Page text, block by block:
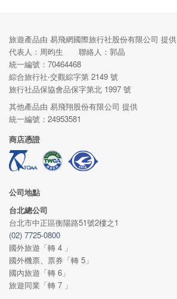
旅遊產品由 易飛網國際旅行社股份有限公司 提供
代表人：周昀生 聯絡人：郭晶
統一編號：70464468
綜合旅行社‧交觀綜字第 2149 號
旅行社品保協會品保字第北 1997 號
其他產品由 易飛翔股份有限公司 提供
統一編號：24953581
商店憑證
公司地點
台北總公司
台北市中正區衡陽路51號2樓之1
(02) 7725-0800
國外旅遊「轉 4 」
國外機票、票券「轉 5」
國內旅遊「轉 6」
旅遊同業「轉 7 」